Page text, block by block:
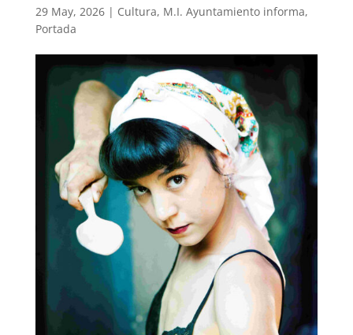
29 May, 2026| Cultura, M.I. Ayuntamiento informa,
Portada